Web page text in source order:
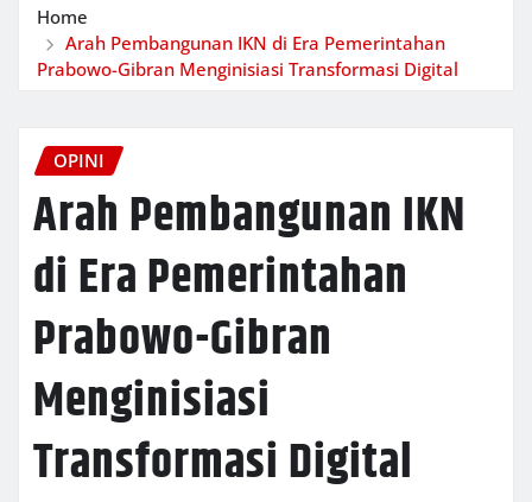
Home
Arah Pembangunan IKN di Era Pemerintahan
Prabowo-Gibran Menginisiasi Transformasi Digital
OPINI
Arah Pembangunan IKN
di Era Pemerintahan
Prabowo-Gibran
Menginisiasi
Transformasi Digital